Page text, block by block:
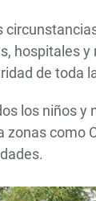
hospitales
de toda
los niños y
como